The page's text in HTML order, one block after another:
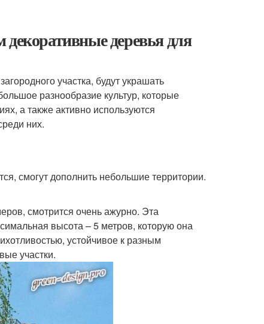
деревья для
участка, будут украшать
разнообразие культур, которые
а также активно используются
них.
смогут дополнить небольшие территории.
смотрится очень ажурно. Эта
высота – 5 метров, которую она
устойчивое к разным
участки.